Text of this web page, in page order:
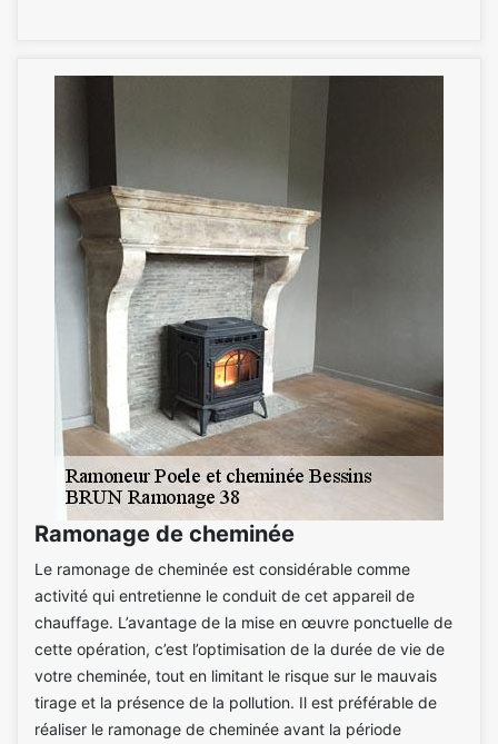
Ramonage de cheminée
Le ramonage de cheminée est considérable comme
activité qui entretienne le conduit de cet appareil de
chauffage. L’avantage de la mise en œuvre ponctuelle de
cette opération, c’est l’optimisation de la durée de vie de
votre cheminée, tout en limitant le risque sur le mauvais
tirage et la présence de la pollution. Il est préférable de
réaliser le ramonage de cheminée avant la période